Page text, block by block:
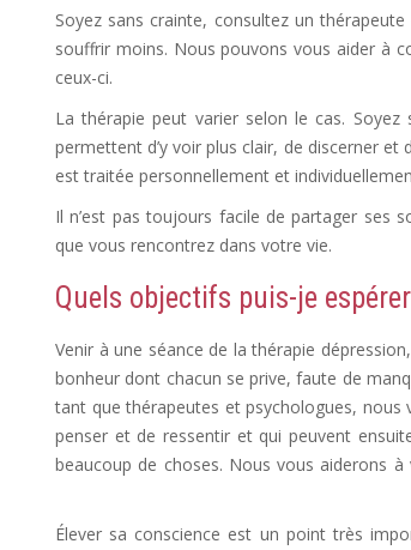
Soyez sans crainte, consultez un
souffrir moins. Nous pouvons vous aider à
ceux-ci.
La thérapie peut varier selon le cas.
permettent d’y voir plus clair, de discerner et
est traitée personnellement et
Il n’est pas toujours facile de partager ses
que vous rencontrez dans votre vie.
Quels objectifs puis-je
Venir à une séance de la thérapie
bonheur dont chacun se prive, faute de
tant que thérapeutes et psychologues, nous
penser et de ressentir et qui peuvent
beaucoup de choses. Nous vous aiderons
Élever sa conscience est un point très